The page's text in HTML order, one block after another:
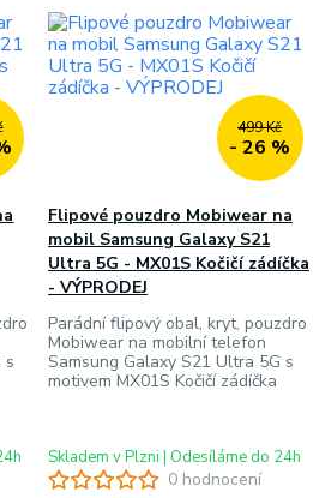
s
499 Kč
- 26 %
0 hodnocení
Flipové pouzdro Mobiwear na
mobil Samsung Galaxy S21
Ultra 5G - MX01S Kočičí zádíčka
- VÝPRODEJ
Parádní flipový obal, kryt, pouzdro
Mobiwear na mobilní telefon
Samsung Galaxy S21 Ultra 5G s
motivem MX01S Kočičí zádíčka
Skladem v Plzni | Odesíláme do 24h